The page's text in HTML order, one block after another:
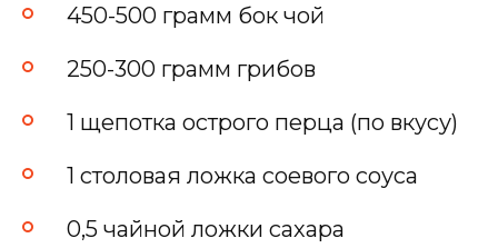
450-500 грамм бок чой
250-300 грамм грибов
1 щепотка острого перца (по вкусу)
1 столовая ложка соевого соуса
0,5 чайной ложки сахара